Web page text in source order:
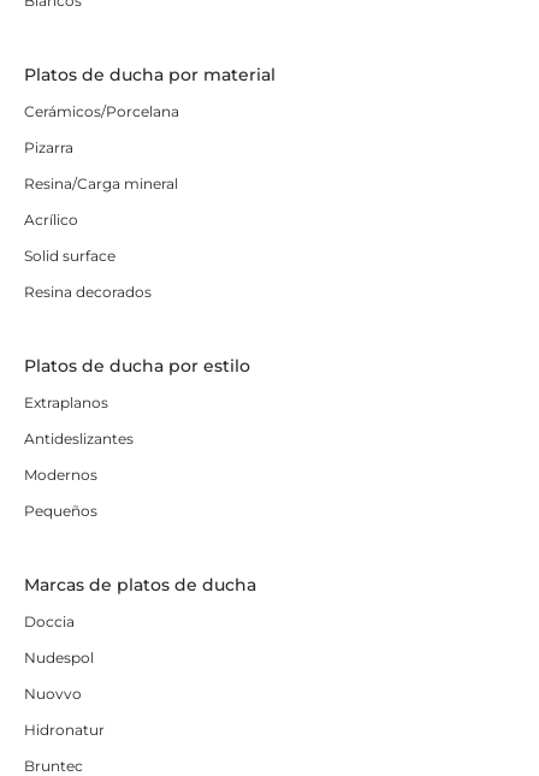
Platos de ducha por material
Cerámicos/Porcelana
Pizarra
Resina/Carga mineral
Acrílico
Solid surface
Resina decorados
Platos de ducha por estilo
Extraplanos
Antideslizantes
Modernos
Pequeños
Marcas de platos de ducha
Doccia
Nudespol
Nuovvo
Hidronatur
Bruntec